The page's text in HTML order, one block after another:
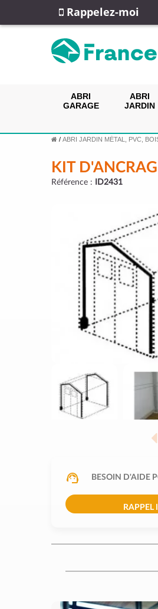
Rappelez-moi
ABRI
GARAGE
ABRI
JARDIN
/ ABRI JARDIN MÉTAL, PVC,
KIT
Référence : ID2431
BESOIN D'AIDE